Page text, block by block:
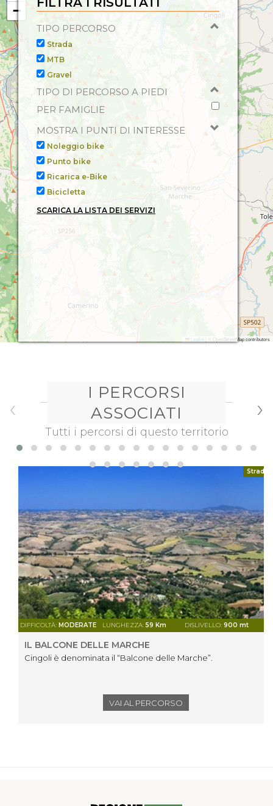
−
Leaflet © OpenStreetMap contributors
TIPO PERCORSO
Strada
MTB
Gravel
TIPO DI PERCORSO A PIEDI
PER FAMIGLIE
MOSTRA I PUNTI DI INTERESSE
Noleggio bike
Punto bike
Ricarica e-Bike
Bicicletta
SCARICA LA LISTA DEI SERVIZI
I PERCORSI
ASSOCIATI
Tutti i percorsi di questo territorio
Strada
DIFFICOLTÀ: MODERATE LUNGHEZZA: 59 Km DISLIVELLO: 900 mt
IL BALCONE DELLE MARCHE
Cingoli è denominata il “Balcone delle Marche”.
VAI AL PERCORSO
‹ ›